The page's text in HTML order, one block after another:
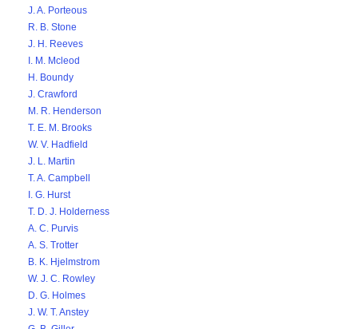
J. A. Porteous
R. B. Stone
J. H. Reeves
I. M. Mcleod
H. Boundy
J. Crawford
M. R. Henderson
T. E. M. Brooks
W. V. Hadfield
J. L. Martin
T. A. Campbell
I. G. Hurst
T. D. J. Holderness
A. C. Purvis
A. S. Trotter
B. K. Hjelmstrom
W. J. C. Rowley
D. G. Holmes
J. W. T. Anstey